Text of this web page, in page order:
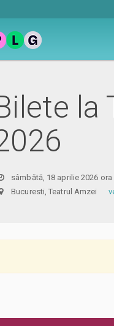
la
sâmbătă, 18 aprilie 2026 ora
Bucuresti, Teatrul Amzei